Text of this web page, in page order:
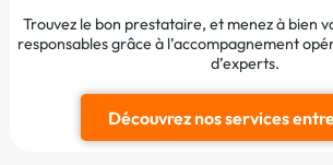
Trouvez le bon prestataire, et menez à bien
responsables grâce à l’accompagnement
d’experts.
Découvrez nos services